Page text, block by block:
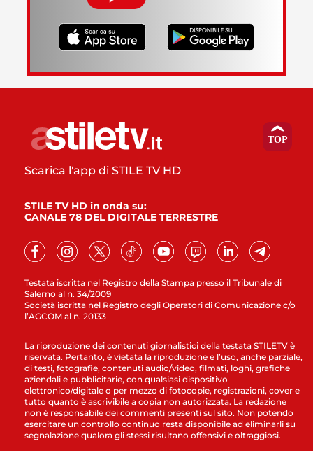
Testata iscritta nel Registro della Stampa presso il Tribunale di
Salerno al n. 34/2009
Società iscritta nel Registro degli Operatori di Comunicazione c/o
l’AGCOM al n. 20133
Scarica l'app di STILE TV HD
STILE TV HD in onda su:
CANALE 78 DEL DIGITALE TERRESTRE
La riproduzione dei contenuti giornalistici della testata STILETV è
riservata. Pertanto, è vietata la riproduzione e l’uso, anche parziale,
di testi, fotografie, contenuti audio/video, filmati, loghi, grafiche
aziendali e pubblicitarie, con qualsiasi dispositivo
elettronico/digitale o per mezzo di fotocopie, registrazioni, cover e
tutto quanto è ascrivibile a copia non autorizzata. La redazione
non è responsabile dei commenti presenti sul sito. Non potendo
esercitare un controllo continuo resta disponibile ad eliminarli su
segnalazione qualora gli stessi risultano offensivi e oltraggiosi.